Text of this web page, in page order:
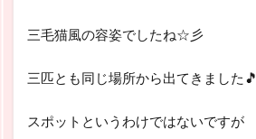
三毛猫風の容姿でしたね☆彡
三匹とも同じ場所から出てきました🎵
スポットというわけではないですが